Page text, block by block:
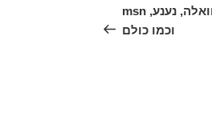
עו"ד נועם קוריס – על וואלה, נענע, msn
וכמו כולם